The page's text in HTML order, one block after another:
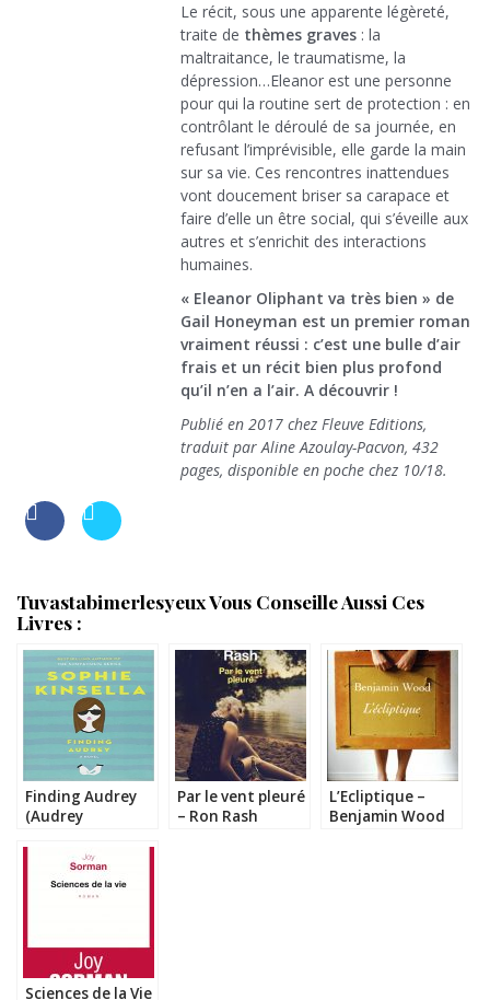
Le récit, sous une apparente légèreté,
traite de thèmes graves : la
maltraitance, le traumatisme, la
dépression…Eleanor est une personne
pour qui la routine sert de protection : en
contrôlant le déroulé de sa journée, en
refusant l’imprévisible, elle garde la main
sur sa vie. Ces rencontres inattendues
vont doucement briser sa carapace et
faire d’elle un être social, qui s’éveille aux
autres et s’enrichit des interactions
humaines.
« Eleanor Oliphant va très bien » de
Gail Honeyman est un premier roman
vraiment réussi : c’est une bulle d’air
frais et un récit bien plus profond
qu’il n’en a l’air. A découvrir !
Publié en 2017 chez Fleuve Editions,
traduit par Aline Azoulay-Pacvon, 432
pages, disponible en poche chez 10/18.
Tuvastabimerlesyeux Vous Conseille Aussi Ces
Livres :
Finding Audrey
(Audrey
Sophie Kinsella
Par le vent pleuré
– Ron Rash
L’Ecliptique –
Benjamin Wood
Sciences de la Vie